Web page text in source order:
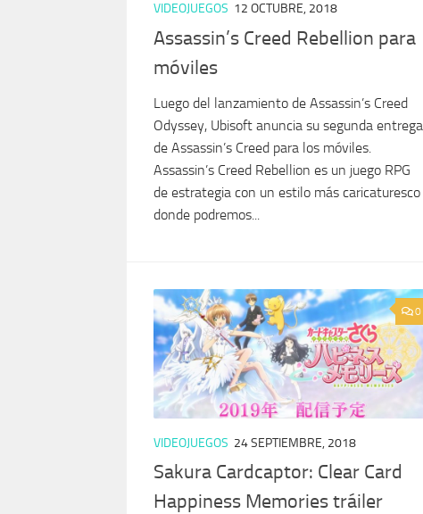
VIDEOJUEGOS 12 OCTUBRE, 2018
Assassin’s Creed Rebellion para
móviles
Luego del lanzamiento de Assassin’s Creed
Odyssey, Ubisoft anuncia su segunda entrega
de Assassin’s Creed para los móviles.
Assassin’s Creed Rebellion es un juego RPG
de estrategia con un estilo más caricaturesco
donde podremos...
0
VIDEOJUEGOS 24 SEPTIEMBRE, 2018
Sakura Cardcaptor: Clear Card
Happiness Memories tráiler